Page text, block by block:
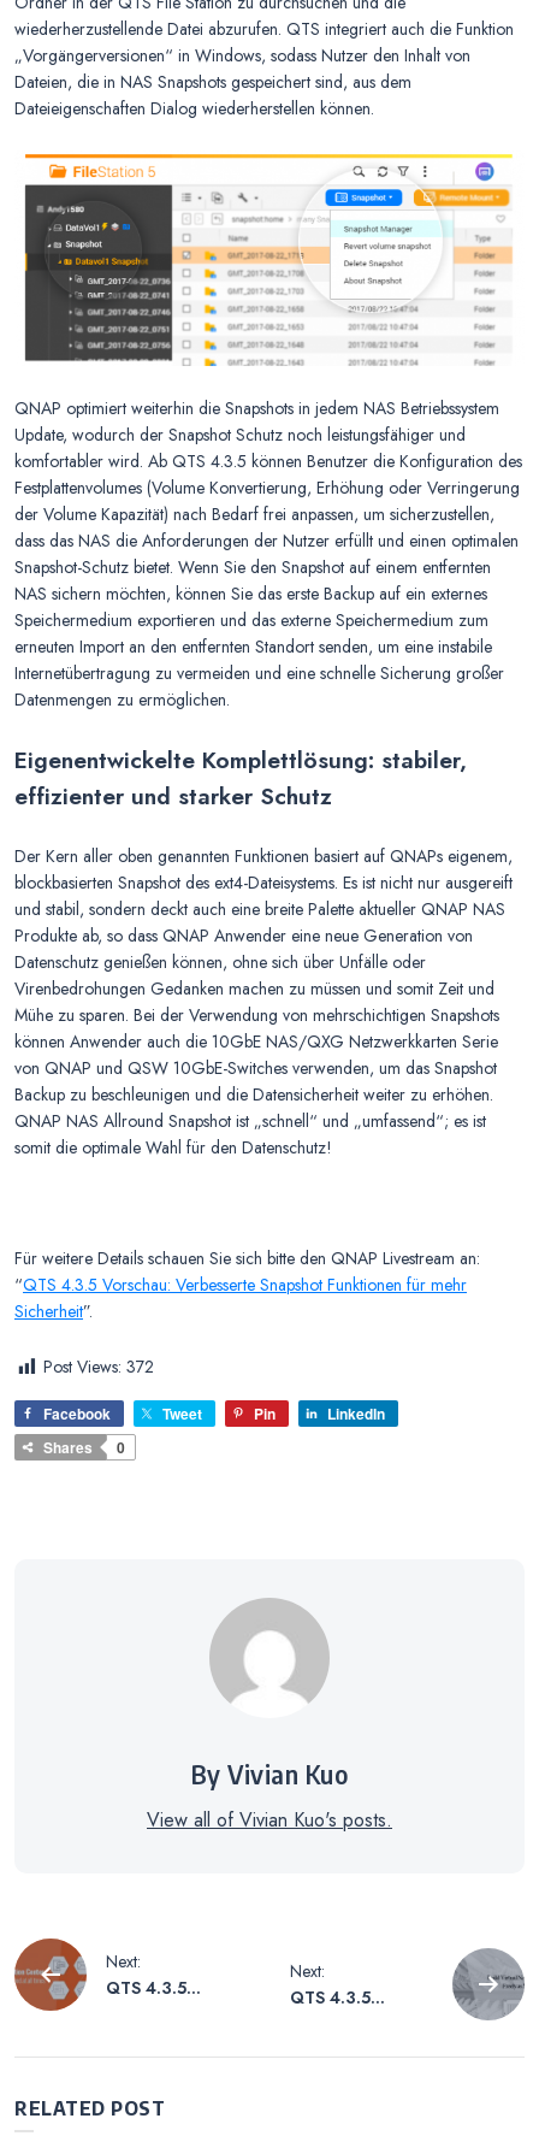
wiederherzustellende Datei abzurufen. QTS integriert auch die Funktion
„Vorgängerversionen“ in Windows, sodass Nutzer den Inhalt von
Dateien, die in NAS Snapshots gespeichert sind, aus dem
Dateieigenschaften Dialog wiederherstellen können.
QNAP optimiert weiterhin die Snapshots in jedem NAS Betriebssystem
Update, wodurch der Snapshot Schutz noch leistungsfähiger und
komfortabler wird. Ab QTS 4.3.5 können Benutzer die Konfiguration des
Festplattenvolumes (Volume Konvertierung, Erhöhung oder Verringerung
der Volume Kapazität) nach Bedarf frei anpassen, um sicherzustellen,
dass das NAS die Anforderungen der Nutzer erfüllt und einen optimalen
Snapshot-Schutz bietet. Wenn Sie den Snapshot auf einem entfernten
NAS sichern möchten, können Sie das erste Backup auf ein externes
Speichermedium exportieren und das externe Speichermedium zum
erneuten Import an den entfernten Standort senden, um eine instabile
Internetübertragung zu vermeiden und eine schnelle Sicherung großer
Datenmengen zu ermöglichen.
Eigenentwickelte Komplettlösung: stabiler,
effizienter und starker Schutz
Der Kern aller oben genannten Funktionen basiert auf QNAPs eigenem,
blockbasierten Snapshot des ext4-Dateisystems. Es ist nicht nur ausgereift
und stabil, sondern deckt auch eine breite Palette aktueller QNAP NAS
Produkte ab, so dass QNAP Anwender eine neue Generation von
Datenschutz genießen können, ohne sich über Unfälle oder
Virenbedrohungen Gedanken machen zu müssen und somit Zeit und
Mühe zu sparen. Bei der Verwendung von mehrschichtigen Snapshots
können Anwender auch die 10GbE NAS/QXG Netzwerkkarten Serie
von QNAP und QSW 10GbE-Switches verwenden, um das Snapshot
Backup zu beschleunigen und die Datensicherheit weiter zu erhöhen.
QNAP NAS Allround Snapshot ist „schnell“ und „umfassend“; es ist
somit die optimale Wahl für den Datenschutz!
Für weitere Details schauen Sie sich bitte den QNAP Livestream an:
“QTS 4.3.5 Vorschau: Verbesserte Snapshot Funktionen für mehr
Sicherheit”.
Post Views: 372
Facebook Tweet Pin
LinkedIn
Shares
0
By Vivian Kuo
View all of Vivian Kuo's posts.
Beitrags-
Navigation
Next:
QTS 4.3.5
szentrum
Next:
QTS 4.3.5
Virtuelle
RELATED POST